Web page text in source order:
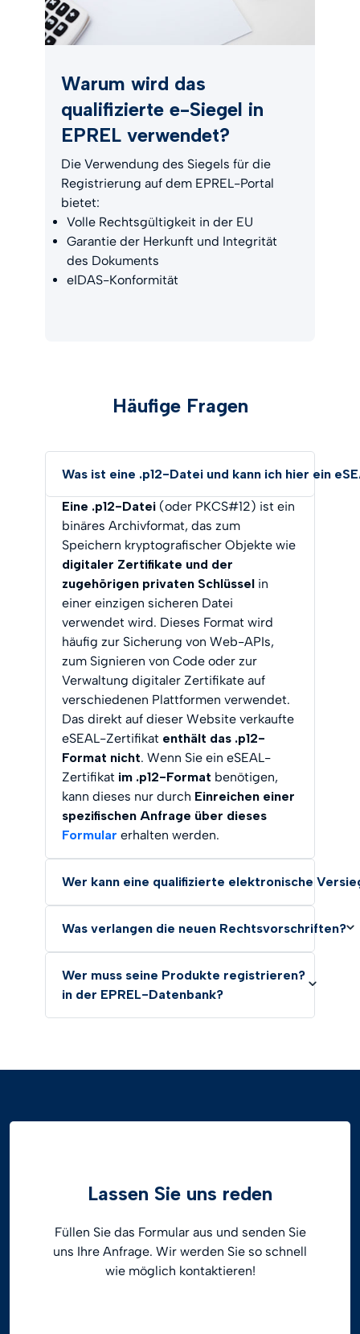
Warum wird das
qualifizierte e-Siegel in
EPREL verwendet?
Die Verwendung des Siegels für die
Registrierung auf dem EPREL-Portal
bietet:
Volle Rechtsgültigkeit in der EU
Garantie der Herkunft und Integrität
des Dokuments
eIDAS-Konformität
Häufige Fragen
Was ist eine .p12-Datei und kann ich hier ein
Eine .p12-Datei (oder PKCS#12) ist ein
binäres Archivformat, das zum
Speichern kryptografischer Objekte wie
digitaler Zertifikate und der
zugehörigen privaten Schlüssel in
einer einzigen sicheren Datei
verwendet wird. Dieses Format wird
häufig zur Sicherung von Web-APIs,
zum Signieren von Code oder zur
Verwaltung digitaler Zertifikate auf
verschiedenen Plattformen verwendet.
Das direkt auf dieser Website verkaufte
eSEAL-Zertifikat enthält das .p12-
Format nicht. Wenn Sie ein eSEAL-
Zertifikat im .p12-Format benötigen,
kann dieses nur durch Einreichen einer
spezifischen Anfrage über dieses
Formular erhalten werden.
Wer kann eine qualifizierte elektronische
Was verlangen die neuen Rechtsvorschriften?
Wer muss seine Produkte registrieren?
in der EPREL-Datenbank?
Lassen Sie uns reden
Füllen Sie das Formular aus und senden Sie
uns Ihre Anfrage. Wir werden Sie so schnell
wie möglich kontaktieren!